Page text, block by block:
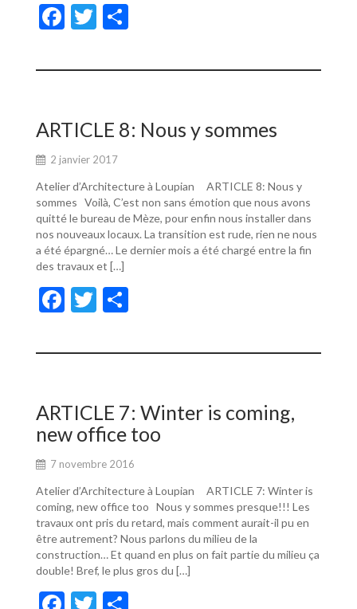
F
e
o
o
k
T
itt ta
er
ARTICLE 8: Nous y sommes
2 janvier 2017
Atelier d’Architecture à Loupian ARTICLE 8: Nous y
sommes Voilà, C’est non sans émotion que nous avons
quitté le bureau de Mèze, pour enfin nous installer dans
nos nouveaux locaux. La transition est rude, rien ne nous
a été épargné… Le dernier mois a été chargé entre la fin
des travaux et […]
F
e
o
o
k
T
itt ta
er
ARTICLE 7: Winter is coming,
new office too
7 novembre 2016
Atelier d’Architecture à Loupian ARTICLE 7: Winter is
coming, new office too Nous y sommes presque!!! Les
travaux ont pris du retard, mais comment aurait-il pu en
être autrement? Nous parlons du milieu de la
construction… Et quand en plus on fait partie du milieu ça
double! Bref, le plus gros du […]